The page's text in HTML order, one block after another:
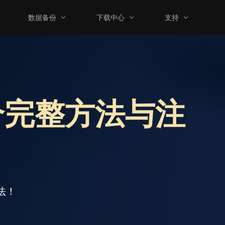
数据备份 下载中心 支持
整方法与注